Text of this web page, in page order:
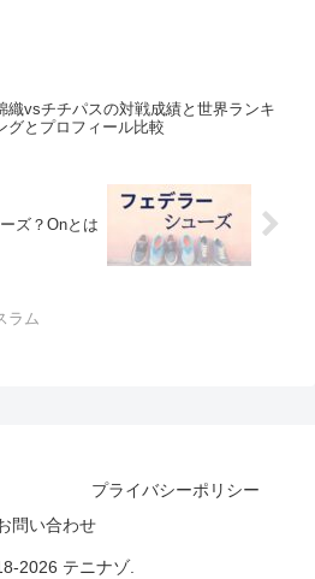
織vsチチパスの対戦成績と世界ランキ
グとプロフィール比較
ズ？Onとは
ラム
プライバシーポリシー
問い合わせ
2026 テニナゾ.